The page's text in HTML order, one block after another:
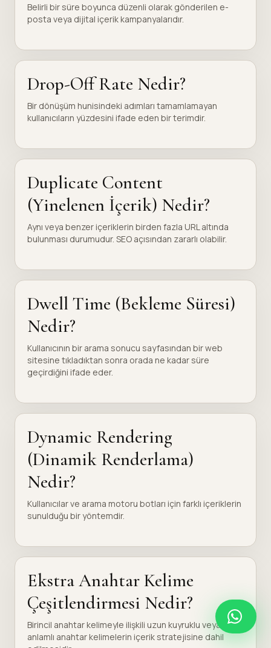
Belirli bir süre boyunca düzenli olarak gönderilen e-
posta veya dijital içerik kampanyalarıdır.
Drop-Off Rate Nedir?
Bir dönüşüm hunisindeki adımları tamamlamayan
kullanıcıların yüzdesini ifade eden bir terimdir.
Duplicate Content
(Yinelenen İçerik) Nedir?
Aynı veya benzer içeriklerin birden fazla URL altında
bulunması durumudur. SEO açısından zararlı olabilir.
Dwell Time (Bekleme Süresi)
Nedir?
Kullanıcının bir arama sonucu sayfasından bir web
sitesine tıkladıktan sonra orada ne kadar süre
geçirdiğini ifade eder.
Dynamic Rendering
(Dinamik Renderlama)
Nedir?
Kullanıcılar ve arama motoru botları için farklı içeriklerin
sunulduğu bir yöntemdir.
Ekstra Anahtar Kelime
Çeşitlendirmesi Nedir?
Birincil anahtar kelimeyle ilişkili uzun kuyruklu veya eş
anlamlı anahtar kelimelerin içerik stratejisine dahil